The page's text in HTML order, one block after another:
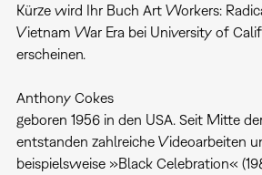
Kürze wird Ihr Buch Art Workers:
Vietnam War Era bei University of
erscheinen.
Anthony Cokes
geboren 1956 in den USA. Seit Mitte
entstanden zahlreiche Videoarbeiten
beispielsweise »Black Celebration«